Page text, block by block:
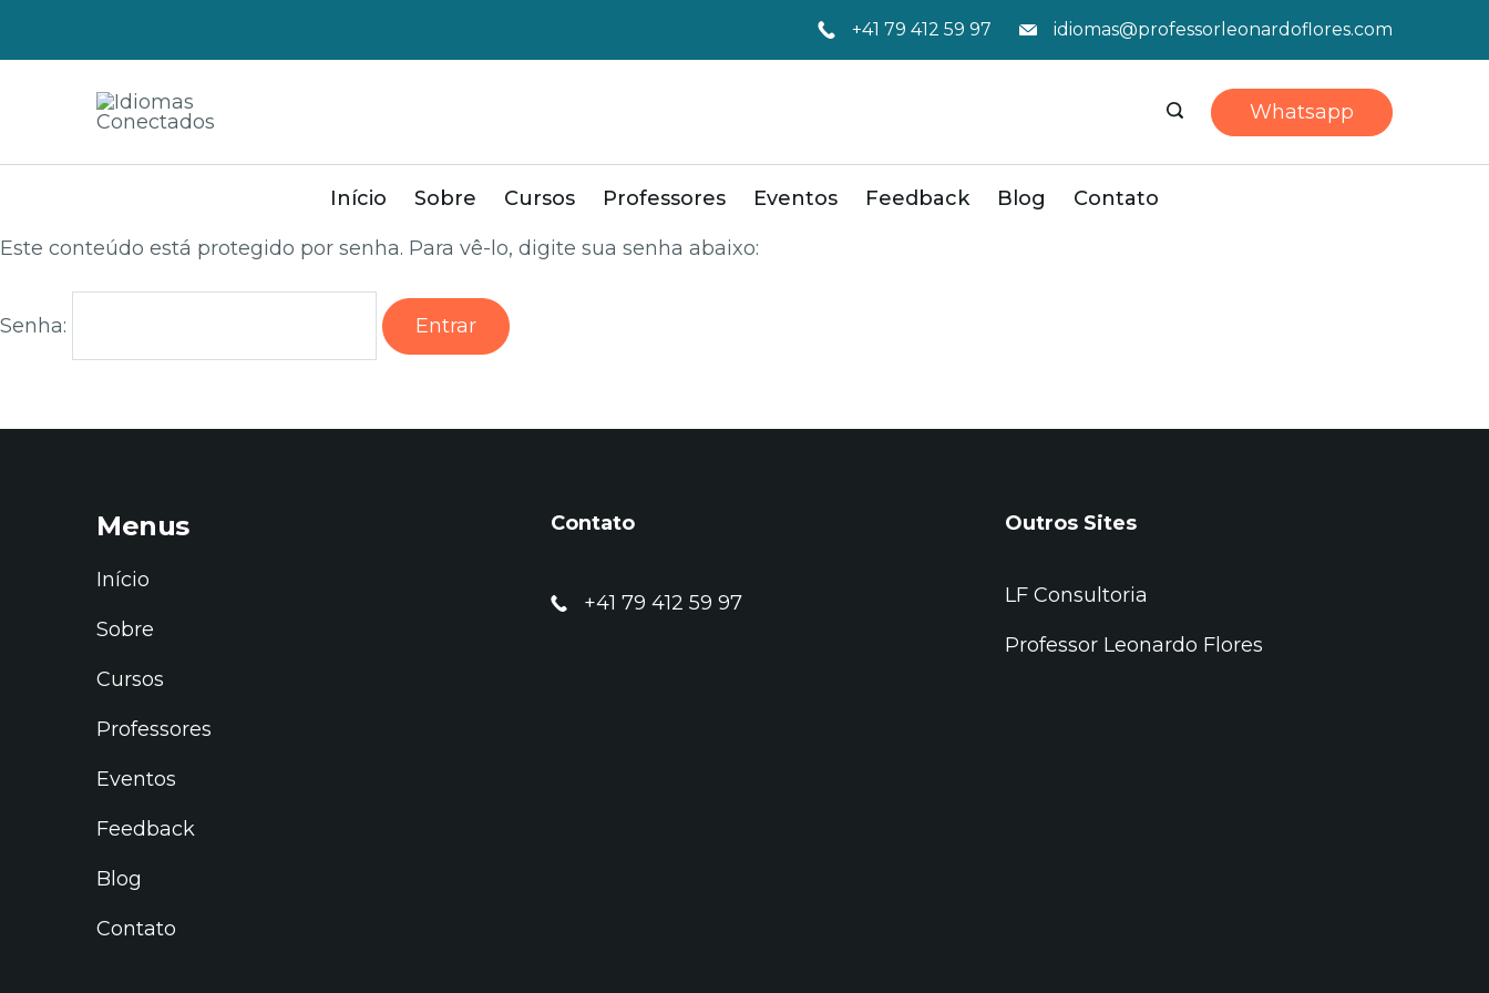
+41 79 412 59 97 idiomas@professorleonardoflores.com
Whatsapp
Início Sobre Cursos Professores Eventos Feedback Blog Contato
Este conteúdo está protegido por senha. Para vê-lo, digite sua senha abaixo:
Senha:
Menus
Início
Sobre
Cursos
Professores
Eventos
Feedback
Blog
Contato
Contato
+41 79 412 59 97
Outros Sites
LF Consultoria
Professor Leonardo Flores